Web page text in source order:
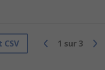
1 sur 3